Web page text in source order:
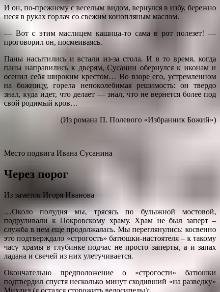
И он, по-прежнему с веселым видом, вернулся в избу, бережно
неся в руках горлач со свежим конопляным маслом.
— Вот с этим маслицем кашица-то сама в рот полезет! —
проговорил он, посмеиваясь.
Паны насытились и встали из-за стола. И в то время, когда
паны направились к дверям, Сусанин обернулся к иконам и
осенил себя широким крестом… Во взоре его, устремленном
на божницу, горела непоколебимая решимость: он твердо
знал, куда идет, что делает — знал, что не вернется более под
свой родимый кров…
(Из романа П. Полевого «Избранник Божий»)
Место подвига Ивана Сусанина
Через порог
Из заметок Игоря Иванова
…Около полудня мы, трясясь по булыжной мостовой,
подруливали к Покровскому храму. Храм не был заперт –
служба в нем еще продолжалась. Мы переглянулись: косвенно
это подтверждало «строгость» батюшки-настоятеля – к такому
часу храмы в глубинке подчас не просто заперты, а и запах
ладана и свечей из них улетучивается.
Окончательно предположение о «строгости» батюшки
подтвердил спустя несколько минут сходивший «на разведку»
Михаил (я остался сторожить велосипеды):